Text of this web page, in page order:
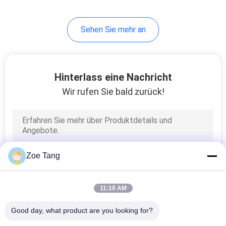
Straße Lichtmasten
Flut helle Polen
Sehen Sie mehr an
Hinterlass eine Nachricht
Wir rufen Sie bald zurück!
Zoe Tang
11:10 AM
Good day, what product are you looking for?